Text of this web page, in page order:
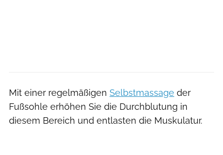
Mit einer regelmäßigen Selbstmassage der
Fußsohle erhöhen Sie die Durchblutung in
diesem Bereich und entlasten die Muskulatur.